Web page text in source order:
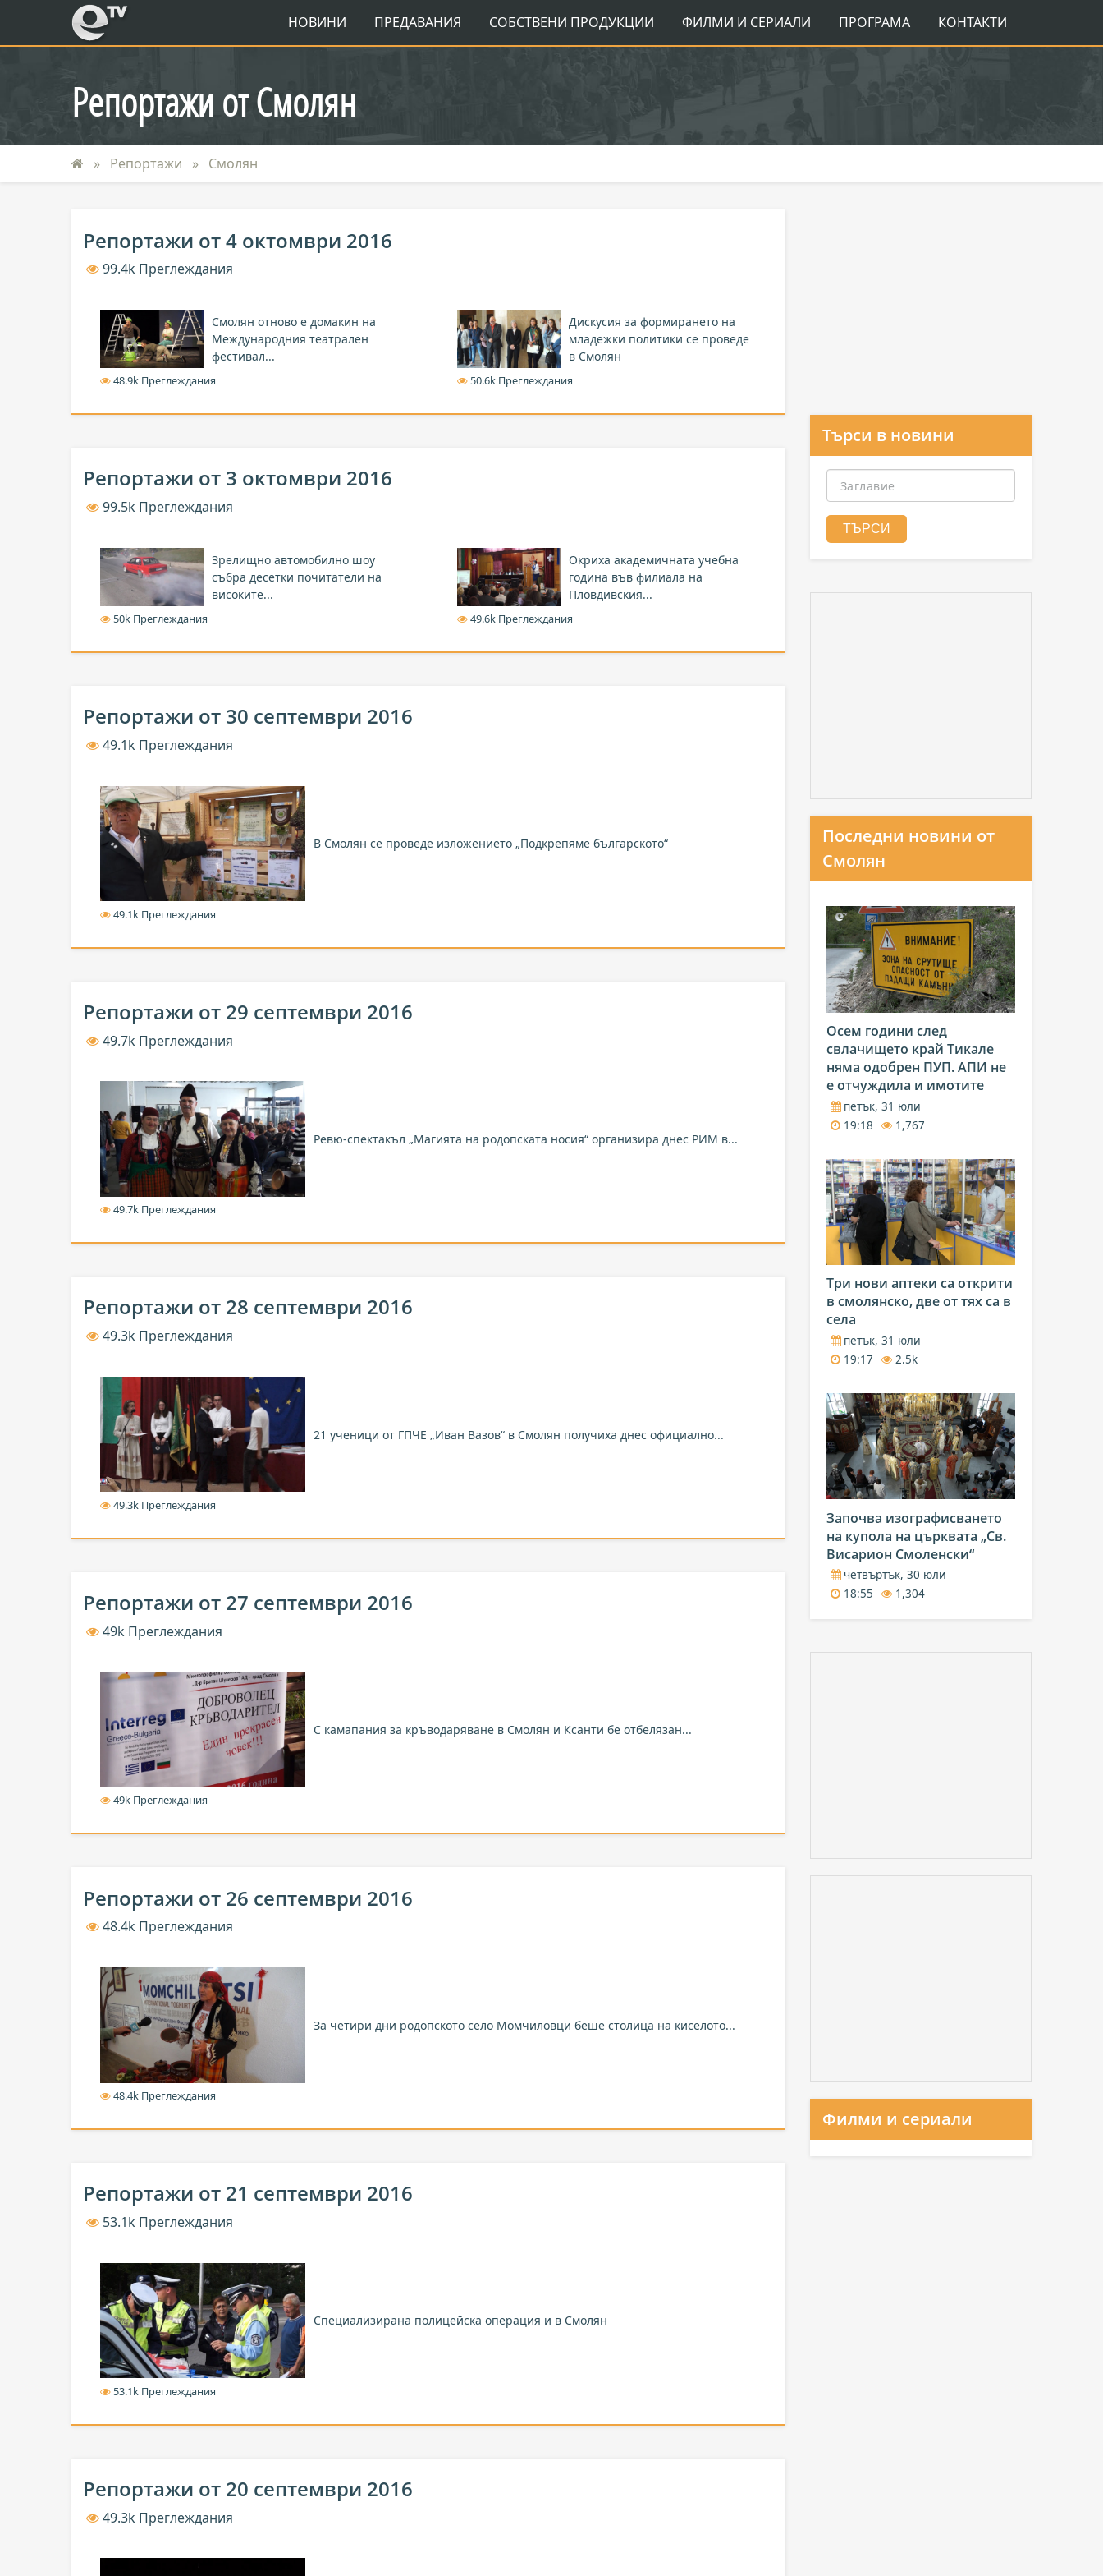
eTV НОВИНИ ПРЕДАВАНИЯ СОБСТВЕНИ ПРОДУКЦИИ ФИЛМИ И СЕРИАЛИ ПРОГРАМА КОНТАКТИ
Репортажи от Смолян
Репортажи Смолян
Репортажи от 4 октомври 2016
99.4k Преглеждания
Смолян отново е домакин на
Международния театрален
фестивал...
48.9k Преглеждания
Дискусия за формирането на
младежки политики се проведе
в Смолян
50.6k Преглеждания
Репортажи от 3 октомври 2016
99.5k Преглеждания
Зрелищно автомобилно шоу
събра десетки почитатели на
високите...
50k Преглеждания
Окриха академичната учебна
година във филиала на
Пловдивския...
49.6k Преглеждания
Репортажи от 30 септември 2016
49.1k Преглеждания
В Смолян се проведе изложението „Подкрепяме българското“
49.1k Преглеждания
Репортажи от 29 септември 2016
49.7k Преглеждания
Ревю-спектакъл „Магията на родопската носия“ организира днес РИМ в...
49.7k Преглеждания
Репортажи от 28 септември 2016
49.3k Преглеждания
21 ученици от ГПЧЕ „Иван Вазов“ в Смолян получиха днес официално...
49.3k Преглеждания
Репортажи от 27 септември 2016
49k Преглеждания
С камапания за кръводаряване в Смолян и Ксанти бе отбелязан...
49k Преглеждания
Репортажи от 26 септември 2016
48.4k Преглеждания
За четири дни родопското село Момчиловци беше столица на киселото...
48.4k Преглеждания
Репортажи от 21 септември 2016
53.1k Преглеждания
Специализирана полицейска операция и в Смолян
53.1k Преглеждания
Репортажи от 20 септември 2016
49.3k Преглеждания
Търси в новини
Последни новини от
Смолян
Осем години след
свлачището край Тикале
няма одобрен ПУП. АПИ не
е отчуждила и имотите
петък, 31 юли
19:18
1,767
Три нови аптеки са открити
в смолянско, две от тях са в
села
петък, 31 юли
19:17
2.5k
Започва изографисването
на купола на църквата „Св.
Висарион Смоленски“
четвъртък, 30 юли
18:55
1,304
Филми и сериали